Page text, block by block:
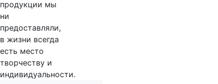
продукции мы
ни
предоставляли,
в жизни всегда
есть место
творчеству и
индивидуальности.